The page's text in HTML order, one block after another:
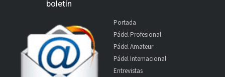
boletín
Portada
Pádel Profesional
Pádel Amateur
Pádel Internacional
Entrevistas